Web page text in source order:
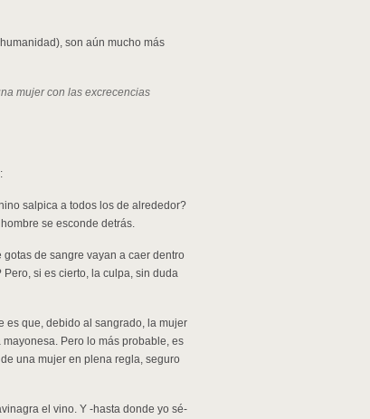
son aún mucho más
mujer con las excrecencias
salpica a todos los de alrededor?
se esconde detrás.
de sangre vayan a caer dentro
si es cierto, la culpa, sin duda
es que, debido al sangrado, la mujer
Pero lo más probable, es
una mujer en plena regla, seguro
el vino. Y -hasta donde yo sé-